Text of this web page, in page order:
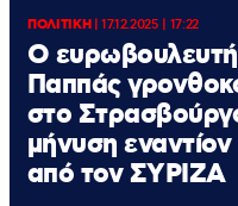
ΠΟΛΙΤΙΚΗ|17.12.2025 | 17:22
Ο
Παππάς
στο
μήνυση
από τον ΣΥΡΙΖΑ